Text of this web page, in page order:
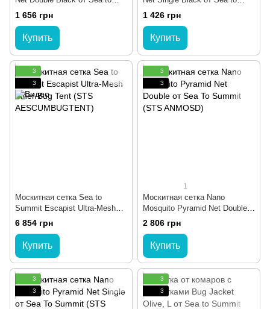
Summit (STS AMOSD)
1 656 грн
Купить
Summit (STS AMOSS)
1 426 грн
Купить
3
3
Москитная сетка Sea to
Summit Escapist Ultra-Mesh
Inner Bug Tent (STS
AESCUMBUGTENT)
6 854 грн
Купить
3
3
1
Москитная сетка Nano
Mosquito Pyramid Net Double
от Sea To Summit (STS
ANMOSD)
2 806 грн
Купить
3
3
3
3